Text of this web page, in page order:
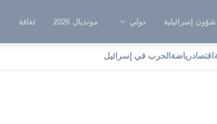
شؤون إسرائيلية دولي مونديال 2026 ثقافة
اقتصادرياضة الحرب في إسرائيلالتعلم الألكتروني